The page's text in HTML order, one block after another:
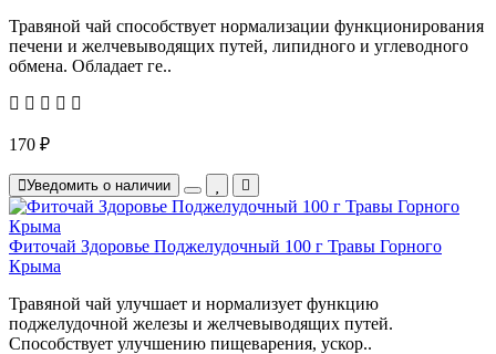
Травяной чай способствует нормализации функционирования
печени и желчевыводящих путей, липидного и углеводного
обмена. Обладает ге..
170 ₽
Уведомить о наличии
Фиточай Здоровье Поджелудочный 100 г Травы Горного
Крыма
Травяной чай улучшает и нормализует функцию
поджелудочной железы и желчевыводящих путей.
Способствует улучшению пищеварения, ускор..